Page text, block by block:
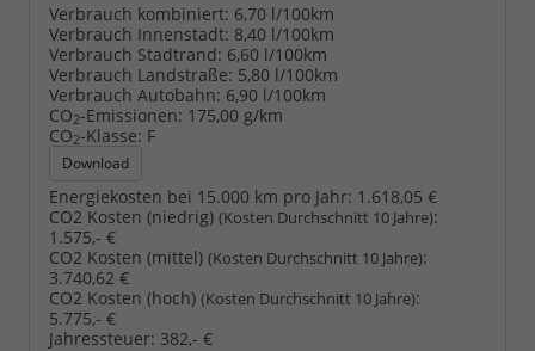
Verbrauch kombiniert: 6,70 l/100km
Verbrauch Innenstadt: 8,40 l/100km
Verbrauch Stadtrand: 6,60 l/100km
Verbrauch Landstraße: 5,80 l/100km
Verbrauch Autobahn: 6,90 l/100km
CO2-Emissionen: 175,00 g/km
CO2-Klasse: F
Download
Energiekosten bei 15.000 km pro Jahr: 1.618,05 €
CO2 Kosten (niedrig) (Kosten Durchschnitt 10 Jahre):
1.575,- €
CO2 Kosten (mittel) (Kosten Durchschnitt 10 Jahre):
3.740,62 €
CO2 Kosten (hoch) (Kosten Durchschnitt 10 Jahre):
5.775,- €
Jahressteuer: 382,- €